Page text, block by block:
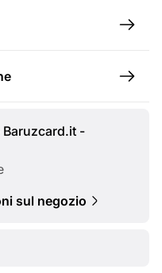
Baruzcard.it -
sul negozio